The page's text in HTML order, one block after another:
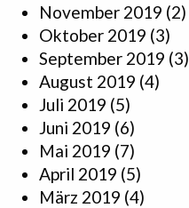
November 2019 (2)
Oktober 2019 (3)
September 2019 (3)
August 2019 (4)
Juli 2019 (5)
Juni 2019 (6)
Mai 2019 (7)
April 2019 (5)
März 2019 (4)